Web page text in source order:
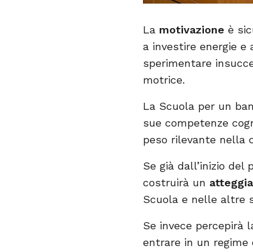
La motivazione è
a investire energie
sperimentare
motrice.
La Scuola per un
sue competenze
peso rilevante nella
Se già dall’inizio
costruirà un
Scuola e nelle altre
Se invece percepirà
entrare in un regime